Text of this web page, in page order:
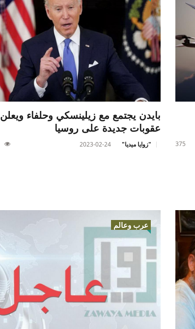
375
بايدن يجتمع مع زيلينسكي وحلفاء ويعلن
عقوبات جديدة على روسيا
"زوايا ميديا" 2023-02-24
عرب وعالم